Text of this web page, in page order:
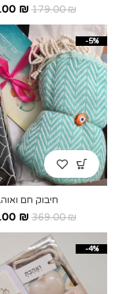
179.00₪
₪
-5%
חיבוק חם
369.00₪
₪
-4%